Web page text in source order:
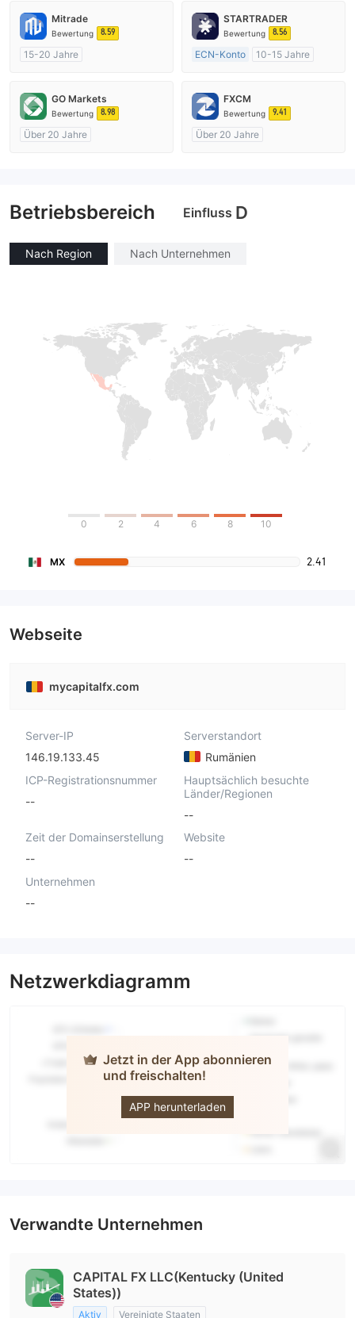
Mitrade
Bewertung 8.59
15-20 Jahre
Market Making (MM)
Selbstforschung
STARTRADER
Bewertung 8.56
ECN-Konto
10-15 Jahre
Market Making (MM)
MT4-Volllizenz
GO Markets
Bewertung 8.98
Über 20 Jahre
FXCM
Bewertung 9.41
Über 20 Jahre
Betriebsbereich Einfluss D
Nach Region Nach Unternehmen
0 2 4 6 8 10
MX 2.41
Webseite
mycapitalfx.com
Server-IP
146.19.133.45
Serverstandort
Rumänien
ICP-Registrationsnummer
--
Hauptsächlich besuchte
Länder/Regionen
--
Zeit der Domainserstellung
--
Website
--
Unternehmen
--
Netzwerkdiagramm
Jetzt in der App abonnieren
und freischalten!
APP herunterladen
CAPITALFX
Verwandte Unternehmen
CAPITAL FX LLC(Kentucky (United
States))
Aktiv Vereinigte Staaten